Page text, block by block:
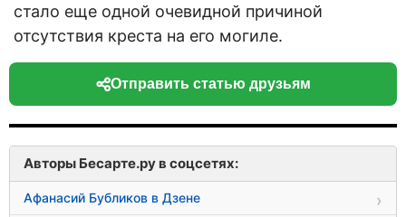
стало еще одной очевидной причиной
отсутствия креста на его могиле.
Отправить статью друзьям
Авторы Бесарте.ру в соцсетях:
Афанасий Бубликов в Дзене